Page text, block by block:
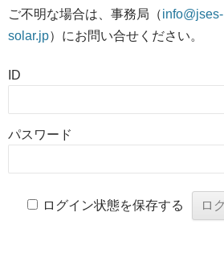
ご不明な場合は、事務局（info@jses-
solar.jp）にお問い合せください。
ID
パスワード
ログイン状態を保存する